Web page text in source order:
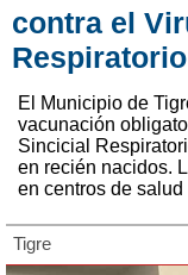
contra el
El Municipio de
vacunación
Sincicial
en recién nacidos.
en centros de
Tigre